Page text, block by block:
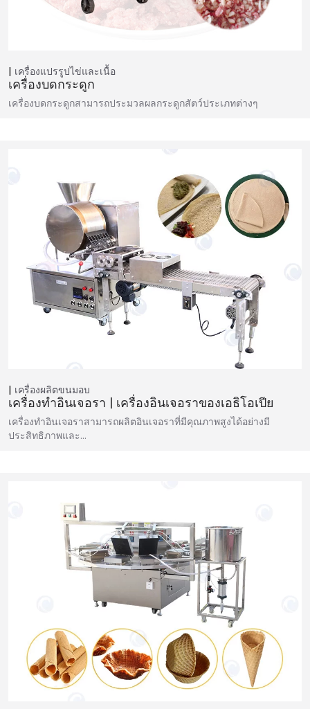
เครื่องแปรรูปไข่และเนื้อ
เครื่องบดกระดูก
เครื่องบดกระดูกสามารถประมวลผลกระดูกสัตว์ประเภทต่างๆ
เครื่องผลิตขนมอบ
เครื่องทำอินเจอรา | เครื่องอินเจอราของเอธิโอเปีย
เครื่องทำอินเจอราสามารถผลิตอินเจอราที่มีคุณภาพสูงได้อย่างมี
ประสิทธิภาพและ…